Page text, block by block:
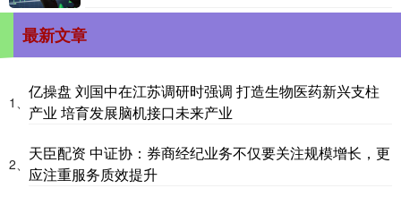
最新文章
1、
亿操盘 刘国中在江苏调研时强调 打造生物医药新兴支柱
产业 培育发展脑机接口未来产业
2、
天臣配资 中证协：券商经纪业务不仅要关注规模增长，更
应注重服务质效提升